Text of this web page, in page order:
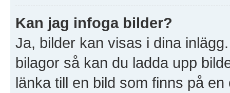
Kan jag infoga bilder?
Ja, bilder kan visas i dina
bilagor så kan du ladda upp
länka till en bild som finns på